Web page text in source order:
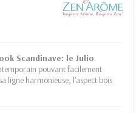
Scandinave: le Julio.
pouvant facilement
ligne harmonieuse, l'aspect bois